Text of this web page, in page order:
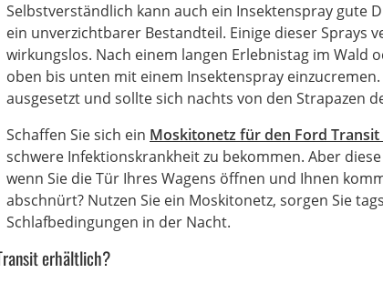
Selbstverständlich kann auch ein Insektenspray gute
ein unverzichtbarer Bestandteil. Einige dieser Sprays
wirkungslos. Nach einem langen Erlebnistag im Wald
oben bis unten mit einem Insektenspray
ausgesetzt und sollte sich nachts von den Strapazen
Schaffen Sie sich ein Moskitonetz für den Ford Transit
schwere Infektionskrankheit zu bekommen. Aber
wenn Sie die Tür Ihres Wagens öffnen und Ihnen
abschnürt? Nutzen Sie ein Moskitonetz, sorgen Sie
Schlafbedingungen in der Nacht.
erhältlich?